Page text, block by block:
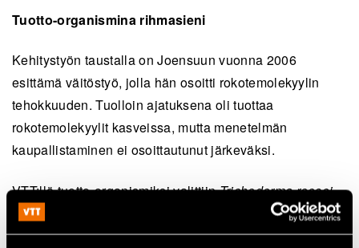
Tuotto-organismina rihmasieni
Kehitystyön taustalla on Joensuun vuonna 2006
esittämä väitöstyö, jolla hän osoitti rokotemolekyylin
tehokkuuden. Tuolloin ajatuksena oli tuottaa
rokotemolekyylit kasveissa, mutta menetelmän
kaupallistaminen ei osoittautunut järkeväksi.
VTT:llä tuotto-organismiksi valittiinTrichoderma reesei -
rihmasieniviljelmä. Rokote tuotetaan rihmasienen avulla
suljetussa bioreaktorissa.